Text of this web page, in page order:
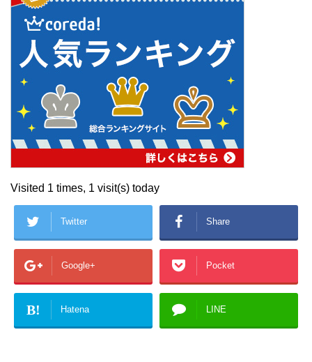
Visited 1 times, 1 visit(s) today
Twitter Share
Google+ Pocket
B! Hatena LINE